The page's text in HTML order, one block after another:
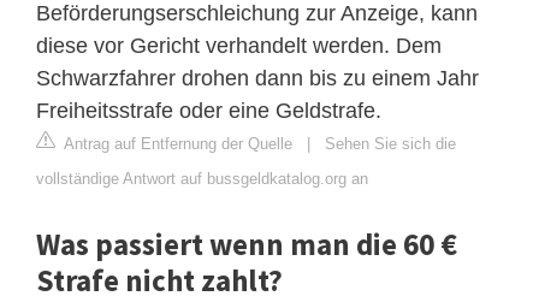
Beförderungserschleichung zur Anzeige, kann
diese vor Gericht verhandelt werden. Dem
Schwarzfahrer drohen dann bis zu einem Jahr
Freiheitsstrafe oder eine Geldstrafe.
Antrag auf Entfernung der Quelle
Sehen Sie sich die
vollständige Antwort auf bussgeldkatalog.org an
Was passiert wenn man die 60 €
Strafe nicht zahlt?